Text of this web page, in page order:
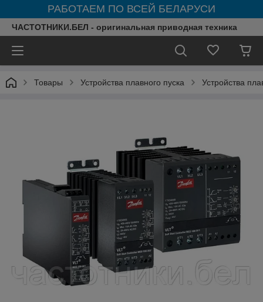
РАБОТАЕМ ПО ВСЕЙ БЕЛАРУСИ
ЧАСТОТНИКИ.БЕЛ - оригинальная приводная техника
Товары Устройства плавного пуска Устройства